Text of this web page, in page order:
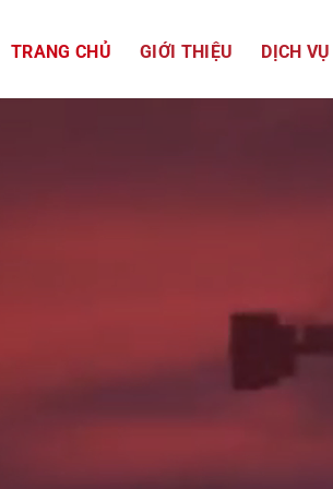
TRANG CHỦ GIỚI THIỆU DỊCH VỤ